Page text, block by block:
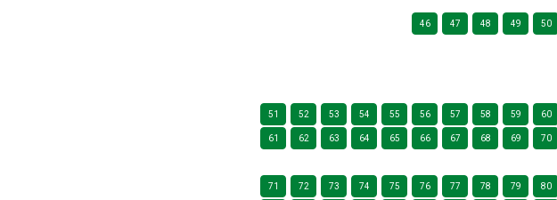
46 47 48 49 50
51 52 53 54 55 56 57 58 59 60
61 62 63 64 65 66 67 68 69 70
71 72 73 74 75 76 77 78 79 80